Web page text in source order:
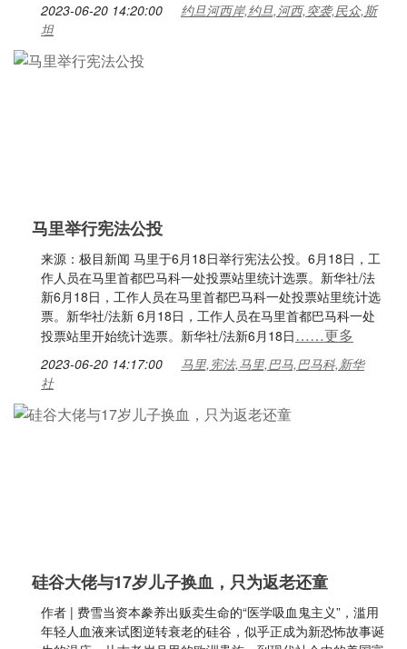
2023-06-20 14:20:00
约旦河西岸,约旦,河西,突袭,民众,斯
坦
马里举行宪法公投
来源：极目新闻 马里于6月18日举行宪法公投。6月18日，工
作人员在马里首都巴马科一处投票站里统计选票。新华社/法
新6月18日，工作人员在马里首都巴马科一处投票站里统计选
票。新华社/法新 6月18日，工作人员在马里首都巴马科一处
投票站里开始统计选票。新华社/法新6月18日……更多
2023-06-20 14:17:00
马里,宪法,马里,巴马,巴马科,新华
社
硅谷大佬与17岁儿子换血，只为返老还童
作者 | 费雪当资本豢养出贩卖生命的“医学吸血鬼主义”，滥用
年轻人血液来试图逆转衰老的硅谷，似乎正成为新恐怖故事诞